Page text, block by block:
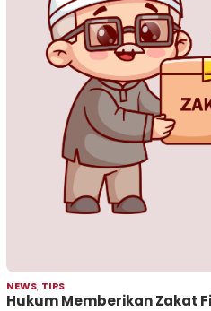
NEWS, TIPS
Hukum Memberikan Zakat